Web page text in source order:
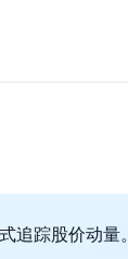
踪股价动量。